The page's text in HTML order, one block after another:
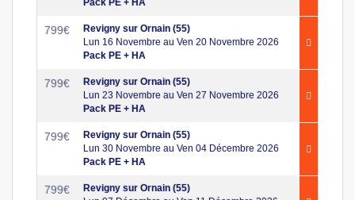
Pack PE + HA
799€
Revigny sur Ornain (55)
Lun 16 Novembre au Ven 20 Novembre 2026
Pack PE + HA
799€
Revigny sur Ornain (55)
Lun 23 Novembre au Ven 27 Novembre 2026
Pack PE + HA
799€
Revigny sur Ornain (55)
Lun 30 Novembre au Ven 04 Décembre 2026
Pack PE + HA
799€
Revigny sur Ornain (55)